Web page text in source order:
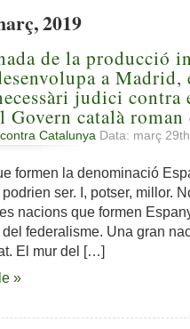
2019
de la producció
a
judici contra
Govern català
Catalunya Data: març
formen la denominació
ser. I, potser, millor.
nacions que formen
federalisme. Una gran
El mur del […]
»